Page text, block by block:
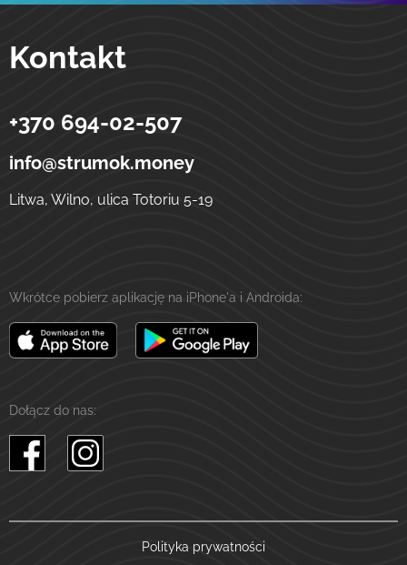
Kontakt
Strumok
Przelewy na Ukrainę
ulica Totoriu, 5-19
+370 694-02-507
info@strumok.money
Litwa, Wilno, ulica Totoriu 5-19
Wkrótce pobierz aplikację na iPhone'a i Androida:
Dołącz do nas:
Polityka prywatności